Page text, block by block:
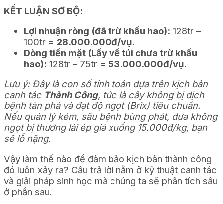
KẾT LUẬN SƠ BỘ:
Lợi nhuận ròng (đã trừ khấu hao): 128tr –
100tr = 28.000.000đ/vụ.
Dòng tiền mặt (Lấy về túi chưa trừ khấu
hao): 128tr – 75tr = 53.000.000đ/vụ.
Lưu ý: Đây là con số tính toán dựa trên kịch bản
canh tác Thành Công, tức là cây không bị dịch
bệnh tàn phá và đạt độ ngọt (Brix) tiêu chuẩn.
Nếu quản lý kém, sâu bệnh bùng phát, dưa không
ngọt bị thương lái ép giá xuống 15.000đ/kg, bạn
sẽ lỗ nặng.
Vậy làm thế nào để đảm bảo kịch bản thành công
đó luôn xảy ra? Câu trả lời nằm ở kỹ thuật canh tác
và giải pháp sinh học mà chúng ta sẽ phân tích sâu
ở phần sau.